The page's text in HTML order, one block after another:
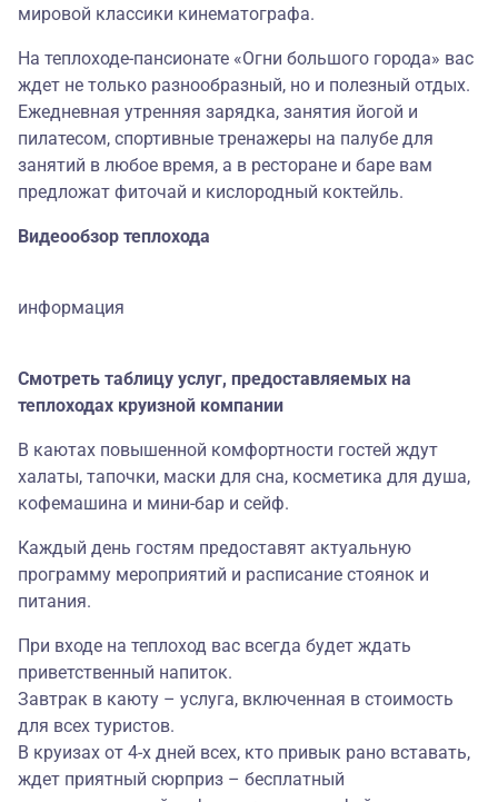
мировой классики кинематографа.
На теплоходе-пансионате «Огни большого города» вас
ждет не только разнообразный, но и полезный отдых.
Ежедневная утренняя зарядка, занятия йогой и
пилатесом, спортивные тренажеры на палубе для
занятий в любое время, а в ресторане и баре вам
предложат фиточай и кислородный коктейль.
Видеообзор теплохода
информация
Смотреть таблицу услуг, предоставляемых на
теплоходах круизной компании
В каютах повышенной комфортности гостей ждут
халаты, тапочки, маски для сна, косметика для душа,
кофемашина и мини-бар и сейф.
Каждый день гостям предоставят актуальную
программу мероприятий и расписание стоянок и
питания.
При входе на теплоход вас всегда будет ждать
приветственный напиток.
Завтрак в каюту – услуга, включенная в стоимость
для всех туристов.
В круизах от 4-х дней всех, кто привык рано вставать,
ждет приятный сюрприз – бесплатный